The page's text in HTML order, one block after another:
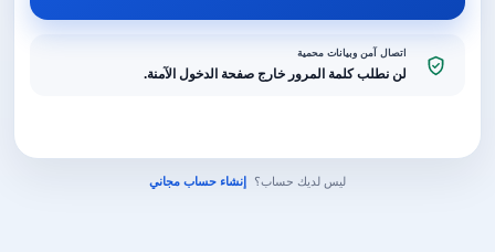
اتصال آمن وبيانات محمية
لن نطلب كلمة المرور خارج صفحة الدخول الآمنة.
ليس لديك حساب؟ إنشاء حساب مجاني